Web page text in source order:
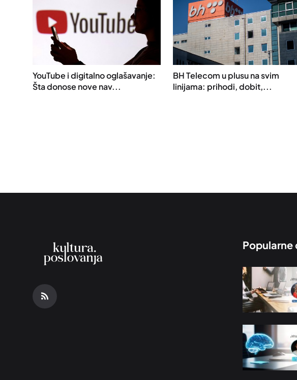
YouTube i digitalno oglašavanje:
Šta donose nove nav...
BH Telecom u plusu na svim
linijama: prihodi, dobit,...
Popularne